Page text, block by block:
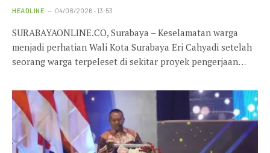
HEADLINE 04/08/2026 - 13:53
SURABAYAONLINE.CO, Surabaya – Keselamatan warga
menjadi perhatian Wali Kota Surabaya Eri Cahyadi setelah
seorang warga terpeleset di sekitar proyek pengerjaan…